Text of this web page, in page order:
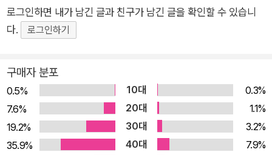
게 고개를 들어 세상을 보면, 전기부터 AI까지 일상을 구성하는
많은 것이 과학에서 시작되었다. 이제 과학 쪽으로 한 걸음 다가
가 손을 내밀어볼 때다. 『과학산문』에 과학 이론은 없다. 그러나
산문이라고 해서 꼭 과학을 설명할 필요는 없”다. 과학 지식을 쏟
아붓는 것보다, 지극히 평범한 풍경 속에서 발견하고 성찰해낸 과
학적 태도야말로 과학의 진의를 이해하는 데 도움이 될 것이다.
지구별 이웃 김상욱·심채경이 안내하는 우리 곁, 태도로서의 과학
을 만나보길 권한다. 우리 이웃의 과학자들: 보이는 것보다 가까
로그인하면 내가 남긴 글과 친구가 남긴 글을 확인할 수 있습니
다.
로그인하기
구매자 분포
0.5% 10대
0.3%
7.6%
20대
1.1%
19.2%
30대
3.2%
35.9%
40대
7.9%